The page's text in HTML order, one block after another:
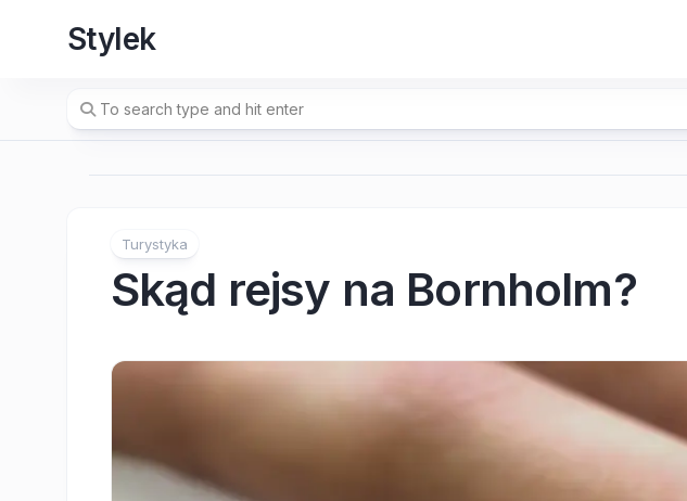
Stylek
Turystyka
Skąd rejsy na Bornholm?